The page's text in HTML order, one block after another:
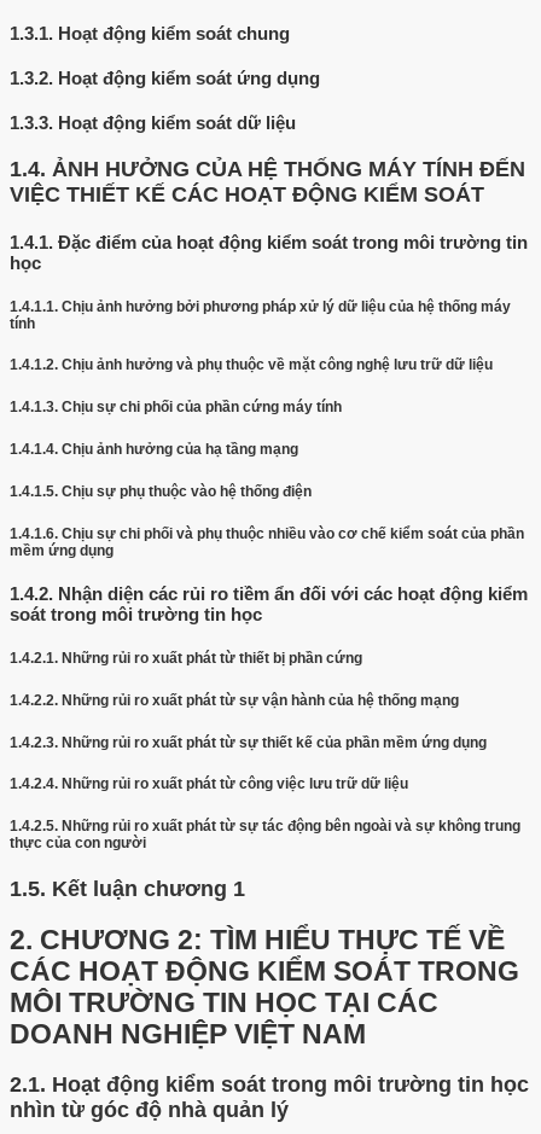
1.3.1. Hoạt động kiểm soát chung
1.3.2. Hoạt động kiểm soát ứng dụng
1.3.3. Hoạt động kiểm soát dữ liệu
1.4. ẢNH HƯỞNG CỦA HỆ THỐNG MÁY TÍNH ĐẾN
VIỆC THIẾT KẾ CÁC HOẠT ĐỘNG KIỂM SOÁT
1.4.1. Đặc điểm của hoạt động kiểm soát trong môi trường tin
học
1.4.1.1. Chịu ảnh hưởng bởi phương pháp xử lý dữ liệu của hệ thống máy
tính
1.4.1.2. Chịu ảnh hưởng và phụ thuộc về mặt công nghệ lưu trữ dữ liệu
1.4.1.3. Chịu sự chi phối của phần cứng máy tính
1.4.1.4. Chịu ảnh hưởng của hạ tầng mạng
1.4.1.5. Chịu sự phụ thuộc vào hệ thống điện
1.4.1.6. Chịu sự chi phối và phụ thuộc nhiều vào cơ chế kiểm soát của phần
mềm ứng dụng
1.4.2. Nhận diện các rủi ro tiềm ẩn đối với các hoạt động kiểm
soát trong môi trường tin học
1.4.2.1. Những rủi ro xuất phát từ thiết bị phần cứng
1.4.2.2. Những rủi ro xuất phát từ sự vận hành của hệ thống mạng
1.4.2.3. Những rủi ro xuất phát từ sự thiết kế của phần mềm ứng dụng
1.4.2.4. Những rủi ro xuất phát từ công việc lưu trữ dữ liệu
1.4.2.5. Những rủi ro xuất phát từ sự tác động bên ngoài và sự không trung
thực của con người
1.5. Kết luận chương 1
2. CHƯƠNG 2: TÌM HIỂU THỰC TẾ VỀ
CÁC HOẠT ĐỘNG KIỂM SOÁT TRONG
MÔI TRƯỜNG TIN HỌC TẠI CÁC
DOANH NGHIỆP VIỆT NAM
2.1. Hoạt động kiểm soát trong môi trường tin học
nhìn từ góc độ nhà quản lý